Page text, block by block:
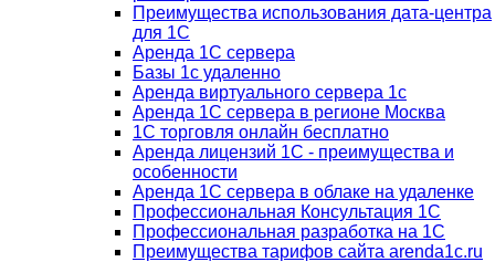
Преимущества использования дата-центра
для 1С
Аренда 1С сервера
Базы 1с удаленно
Аренда виртуального сервера 1с
Аренда 1С сервера в регионе Москва
1С торговля онлайн бесплатно
Аренда лицензий 1С - преимущества и
особенности
Аренда 1С сервера в облаке на удаленке
Профессиональная Консультация 1С
Профессиональная разработка на 1С
Преимущества тарифов сайта arenda1c.ru